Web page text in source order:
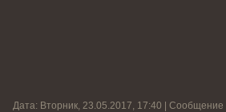
Дата: Вторник, 23.05.2017, 17:40 |